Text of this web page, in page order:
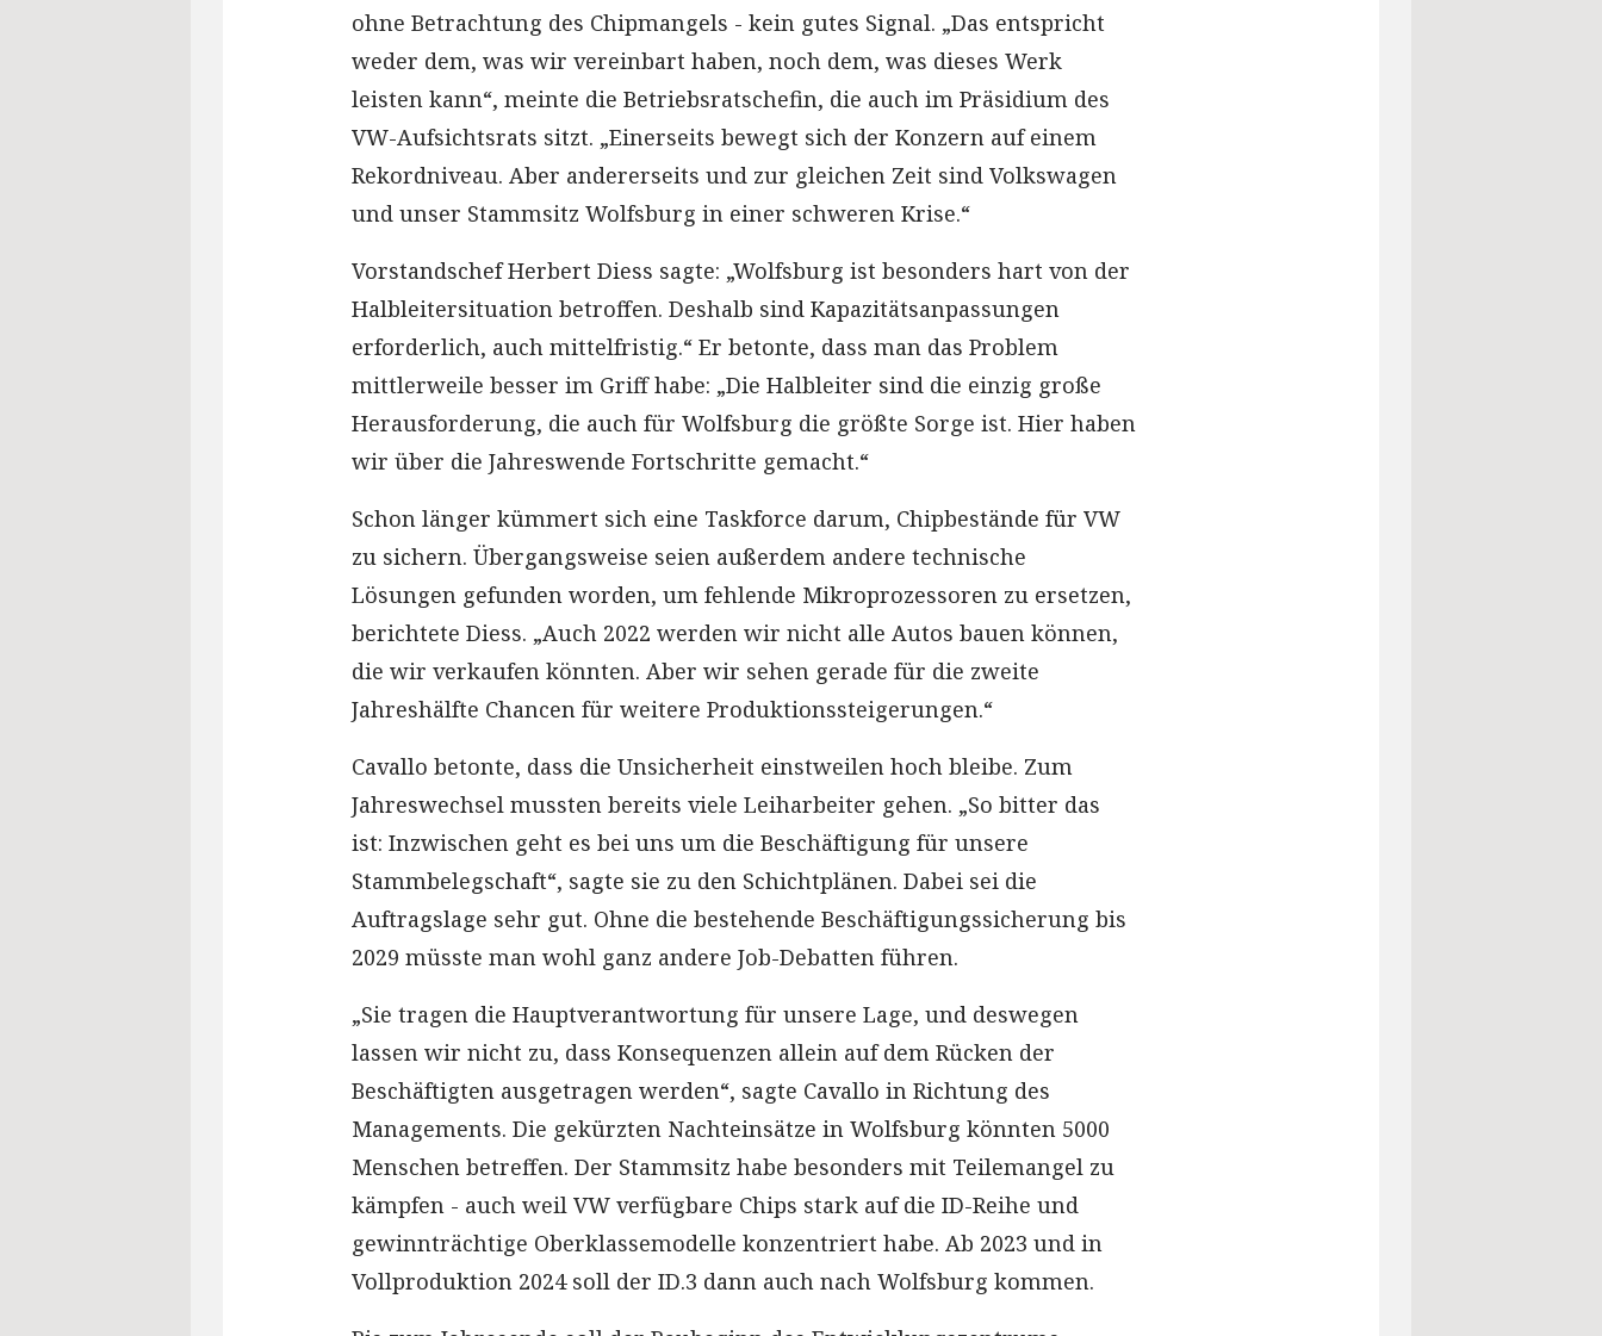
ohne Betrachtung des Chipmangels - kein gutes Signal. „Das entspricht
weder dem, was wir vereinbart haben, noch dem, was dieses Werk
leisten kann“, meinte die Betriebsratschefin, die auch im Präsidium des
VW-Aufsichtsrats sitzt. „Einerseits bewegt sich der Konzern auf einem
Rekordniveau. Aber andererseits und zur gleichen Zeit sind Volkswagen
und unser Stammsitz Wolfsburg in einer schweren Krise.“
Vorstandschef Herbert Diess sagte: „Wolfsburg ist besonders hart von der
Halbleitersituation betroffen. Deshalb sind Kapazitätsanpassungen
erforderlich, auch mittelfristig.“ Er betonte, dass man das Problem
mittlerweile besser im Griff habe: „Die Halbleiter sind die einzig große
Herausforderung, die auch für Wolfsburg die größte Sorge ist. Hier haben
wir über die Jahreswende Fortschritte gemacht.“
Schon länger kümmert sich eine Taskforce darum, Chipbestände für VW
zu sichern. Übergangsweise seien außerdem andere technische
Lösungen gefunden worden, um fehlende Mikroprozessoren zu ersetzen,
berichtete Diess. „Auch 2022 werden wir nicht alle Autos bauen können,
die wir verkaufen könnten. Aber wir sehen gerade für die zweite
Jahreshälfte Chancen für weitere Produktionssteigerungen.“
Cavallo betonte, dass die Unsicherheit einstweilen hoch bleibe. Zum
Jahreswechsel mussten bereits viele Leiharbeiter gehen. „So bitter das
ist: Inzwischen geht es bei uns um die Beschäftigung für unsere
Stammbelegschaft“, sagte sie zu den Schichtplänen. Dabei sei die
Auftragslage sehr gut. Ohne die bestehende Beschäftigungssicherung bis
2029 müsste man wohl ganz andere Job-Debatten führen.
„Sie tragen die Hauptverantwortung für unsere Lage, und deswegen
lassen wir nicht zu, dass Konsequenzen allein auf dem Rücken der
Beschäftigten ausgetragen werden“, sagte Cavallo in Richtung des
Managements. Die gekürzten Nachteinsätze in Wolfsburg könnten 5000
Menschen betreffen. Der Stammsitz habe besonders mit Teilemangel zu
kämpfen - auch weil VW verfügbare Chips stark auf die ID-Reihe und
gewinnträchtige Oberklassemodelle konzentriert habe. Ab 2023 und in
Vollproduktion 2024 soll der ID.3 dann auch nach Wolfsburg kommen.